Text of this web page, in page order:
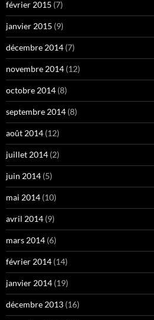
février 2015 (7)
janvier 2015 (9)
décembre 2014 (7)
novembre 2014 (12)
octobre 2014 (8)
septembre 2014 (8)
août 2014 (12)
juillet 2014 (2)
juin 2014 (5)
mai 2014 (10)
avril 2014 (9)
mars 2014 (6)
février 2014 (14)
janvier 2014 (19)
décembre 2013 (16)